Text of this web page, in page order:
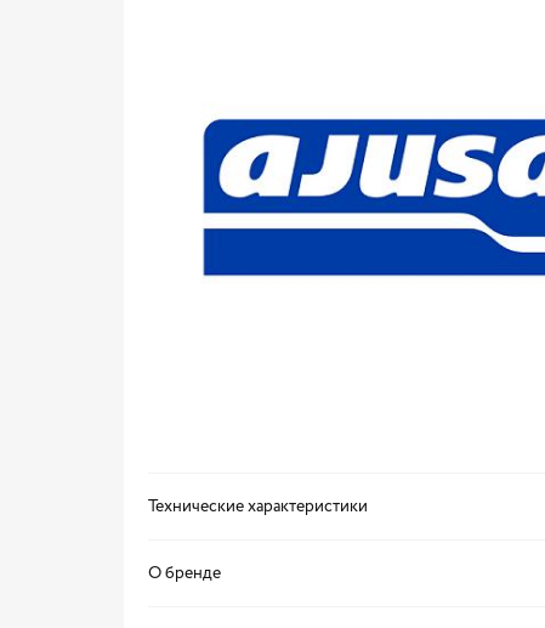
Технические характеристики
О бренде